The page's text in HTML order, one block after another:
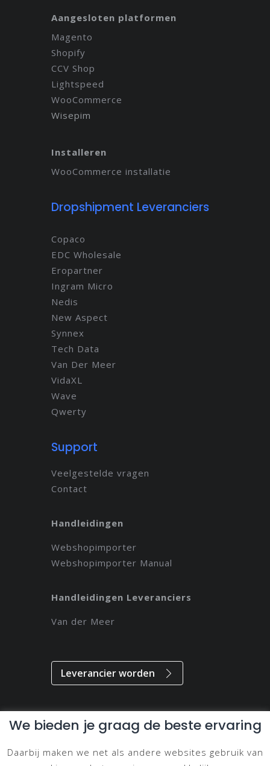
Aangesloten platformen
Magento
Shopify
CCV Shop
Lightspeed
WooCommerce
Wisepim
Installeren
WooCommerce installatie
Dropshipment Leveranciers
Copaco
EDC Wholesale
Eropartner
Ingram Micro
Nedis
New Aspect
Synnex
Tech Data
Van Der Meer
VidaXL
Wave
Qwerty
Support
Veelgestelde vragen
Contact
Handleidingen
Webshopimporter
Webshopimporter Manual
Handleidingen Leveranciers
Van der Meer
Leverancier worden
Alle rechten voorbehouden // 2021 // Magdeveloper
Privacy & Disclaimer
We bieden je graag de beste ervaring
Daarbij maken we net als andere websites gebruik van